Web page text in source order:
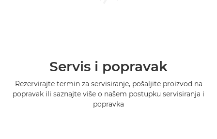
Servis i popravak
Rezervirajte termin za servisiranje, pošaljite proizvod na
popravak ili saznajte više o našem postupku servisiranja i
popravka